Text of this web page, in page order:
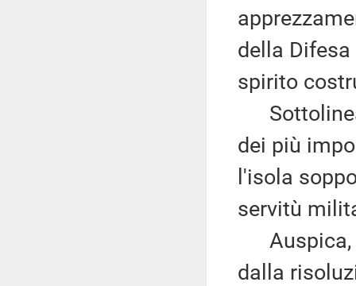
della
spirito
dei più
l'isola
servitù
Auspica,
dalla